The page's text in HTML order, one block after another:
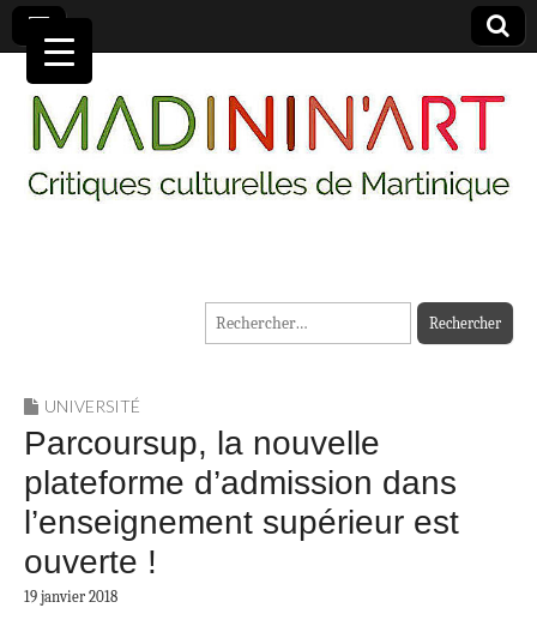
MADININ'ART
Rechercher :
UNIVERSITÉ
Parcoursup, la nouvelle
plateforme d’admission dans
l’enseignement supérieur est
ouverte !
19 janvier 2018